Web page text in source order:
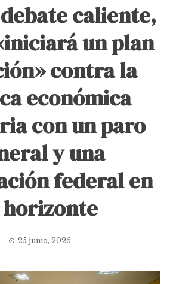
caliente,
un plan
contra la
económica
con un paro
y una
federal en
25 junio, 2026